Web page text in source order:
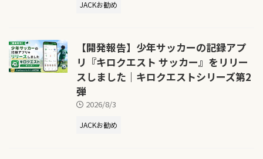
JACKお勧め
【開発報告】少年サッカーの記録アプ
リ『キロクエスト サッカー』をリリー
スしました｜キロクエストシリーズ第2
弾
2026/8/3
JACKお勧め